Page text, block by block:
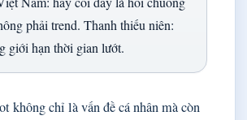
phải trend. Thanh thiếu niên:
giới hạn thời gian lướt.
không chỉ là vấn đề cá nhân mà còn